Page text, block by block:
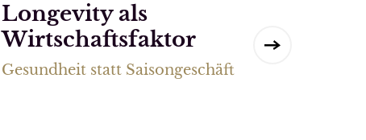
Longevity als
Wirtschaftsfaktor
Gesundheit statt Saisongeschäft